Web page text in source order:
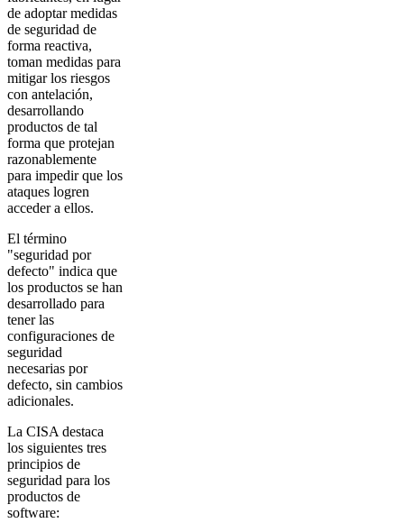
de adoptar medidas
de seguridad de
forma reactiva,
toman medidas para
mitigar los riesgos
con antelación,
desarrollando
productos de tal
forma que protejan
razonablemente
para impedir que los
ataques logren
acceder a ellos.
El término
"seguridad por
defecto" indica que
los productos se han
desarrollado para
tener las
configuraciones de
seguridad
necesarias por
defecto, sin cambios
adicionales.
La CISA destaca
los siguientes tres
principios de
seguridad para los
productos de
software: